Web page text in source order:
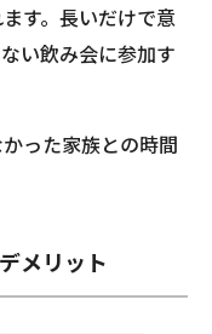
す。長いだけで意
い飲み会に参加す
った家族との時間
メリット